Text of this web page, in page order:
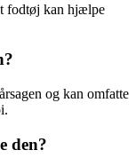
fodtøj kan hjælpe
og kan omfatte
den?